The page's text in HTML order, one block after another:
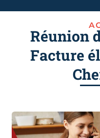
Réunion
Facture